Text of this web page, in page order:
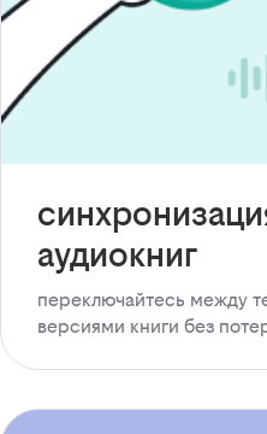
аудиокниг
переключайтесь между
версиями книги без